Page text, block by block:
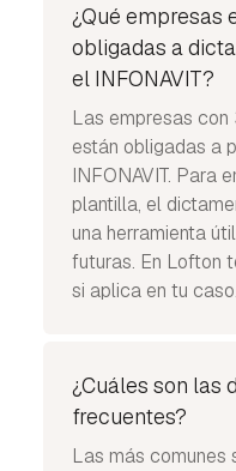
¿Qué empresas
obligadas a
el INFONAVIT?
Las empresas
están obligadas a
INFONAVIT. Para
plantilla, el
una herramienta
futuras. En Lofton
si aplica en tu caso.
¿Cuáles son las
frecuentes?
Las más comunes